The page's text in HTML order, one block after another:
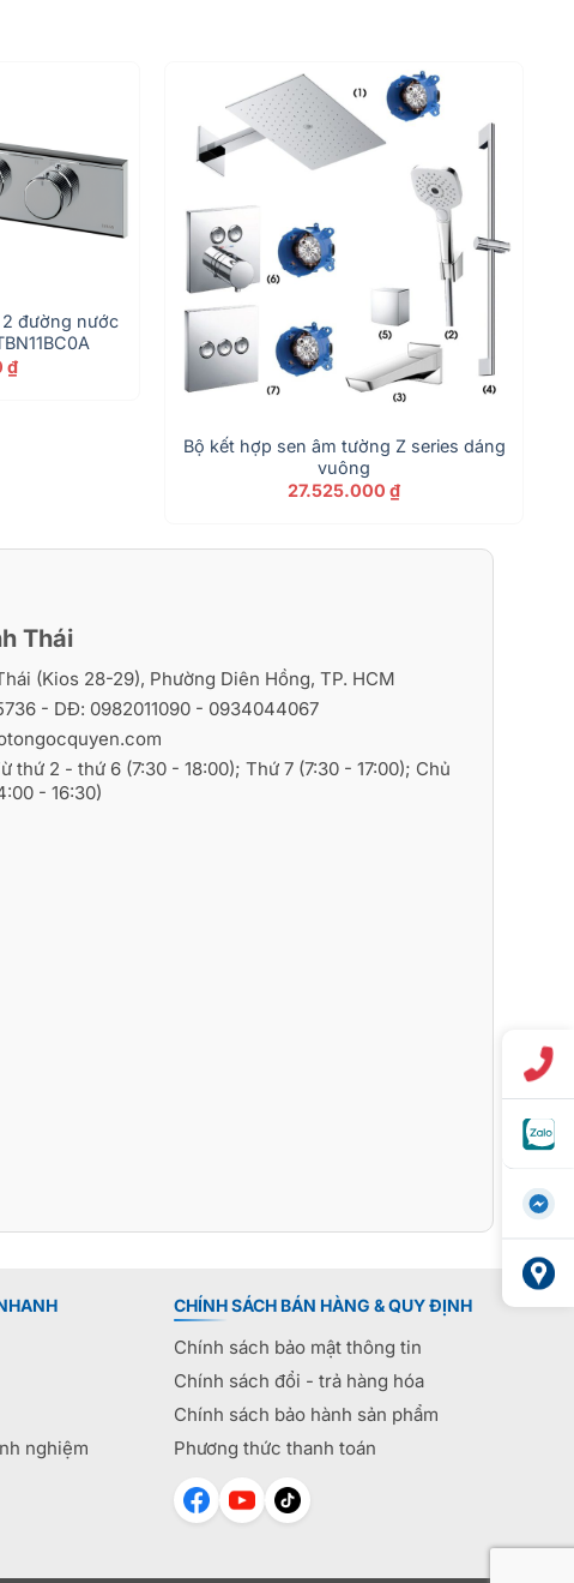
2 đường nước
₫
Bộ kết hợp sen âm tường Z series dáng
vuông
27.525.000 ₫
Thái
(Kios 28-29), Phường Diên Hồng, TP. HCM
- DĐ: 0982011090- 0934044067
thứ 2 - thứ 6 (7:30 - 18:00); Thứ 7 (7:30 - 17:00); Chủ
- 16:30)
nghiệm
CHÍNH SÁCH BÁN HÀNG & QUY ĐỊNH
Chính sách bảo mật thông tin
Chính sách đổi - trả hàng hóa
Chính sách bảo hành sản phẩm
Phương thức thanh toán